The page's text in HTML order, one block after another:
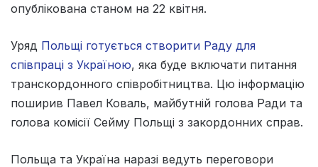
опублікована станом на 22 квітня.
Уряд Польщі готується створити Раду для
співпраці з Україною, яка буде включати питання
транскордонного співробітництва. Цю інформацію
поширив Павел Коваль, майбутній голова Ради та
голова комісії Сейму Польщі з закордонних справ.
Польща та Україна наразі ведуть переговори